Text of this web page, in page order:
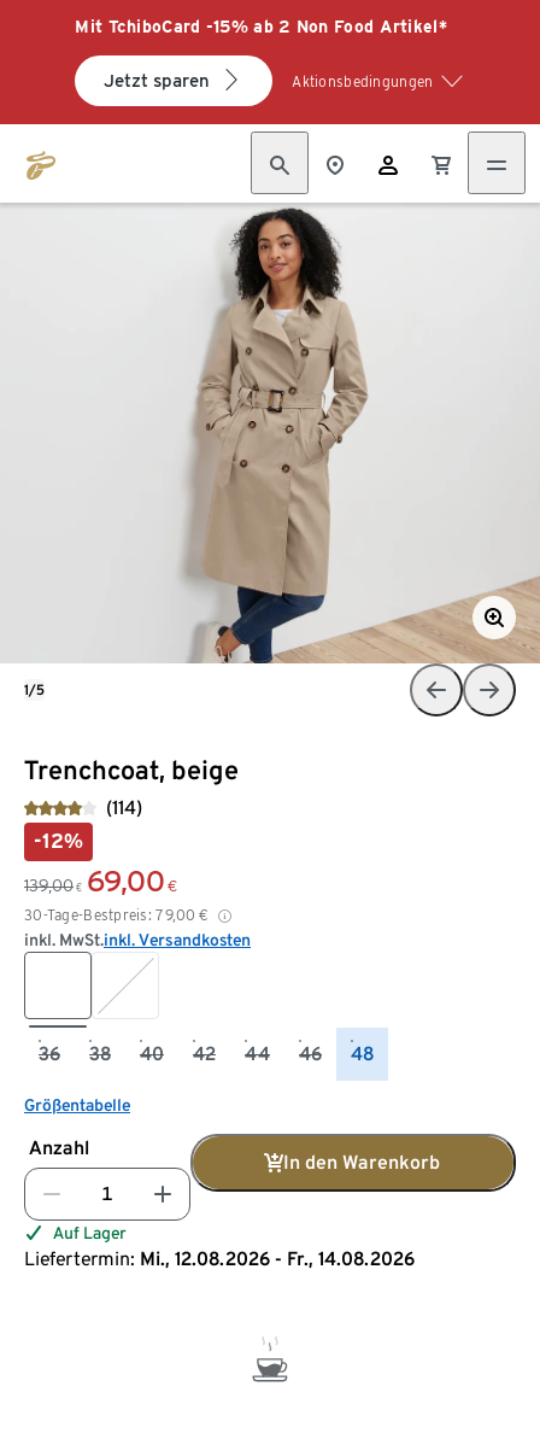
Mit TchiboCard -15% ab 2 Non Food Artikel*
Jetzt sparen Aktionsbedingungen
Trenchcoat, beige
(114)
-12%
139,00 € 69,00 €
30-Tage-Bestpreis: 79,00 €
inkl. MwSt.inkl. Versandkosten
36 38 40 42 44 46 48
Größentabelle
Anzahl
In den Warenkorb
Auf Lager
Liefertermin: Mi., 12.08.2026 - Fr., 14.08.2026
1/5